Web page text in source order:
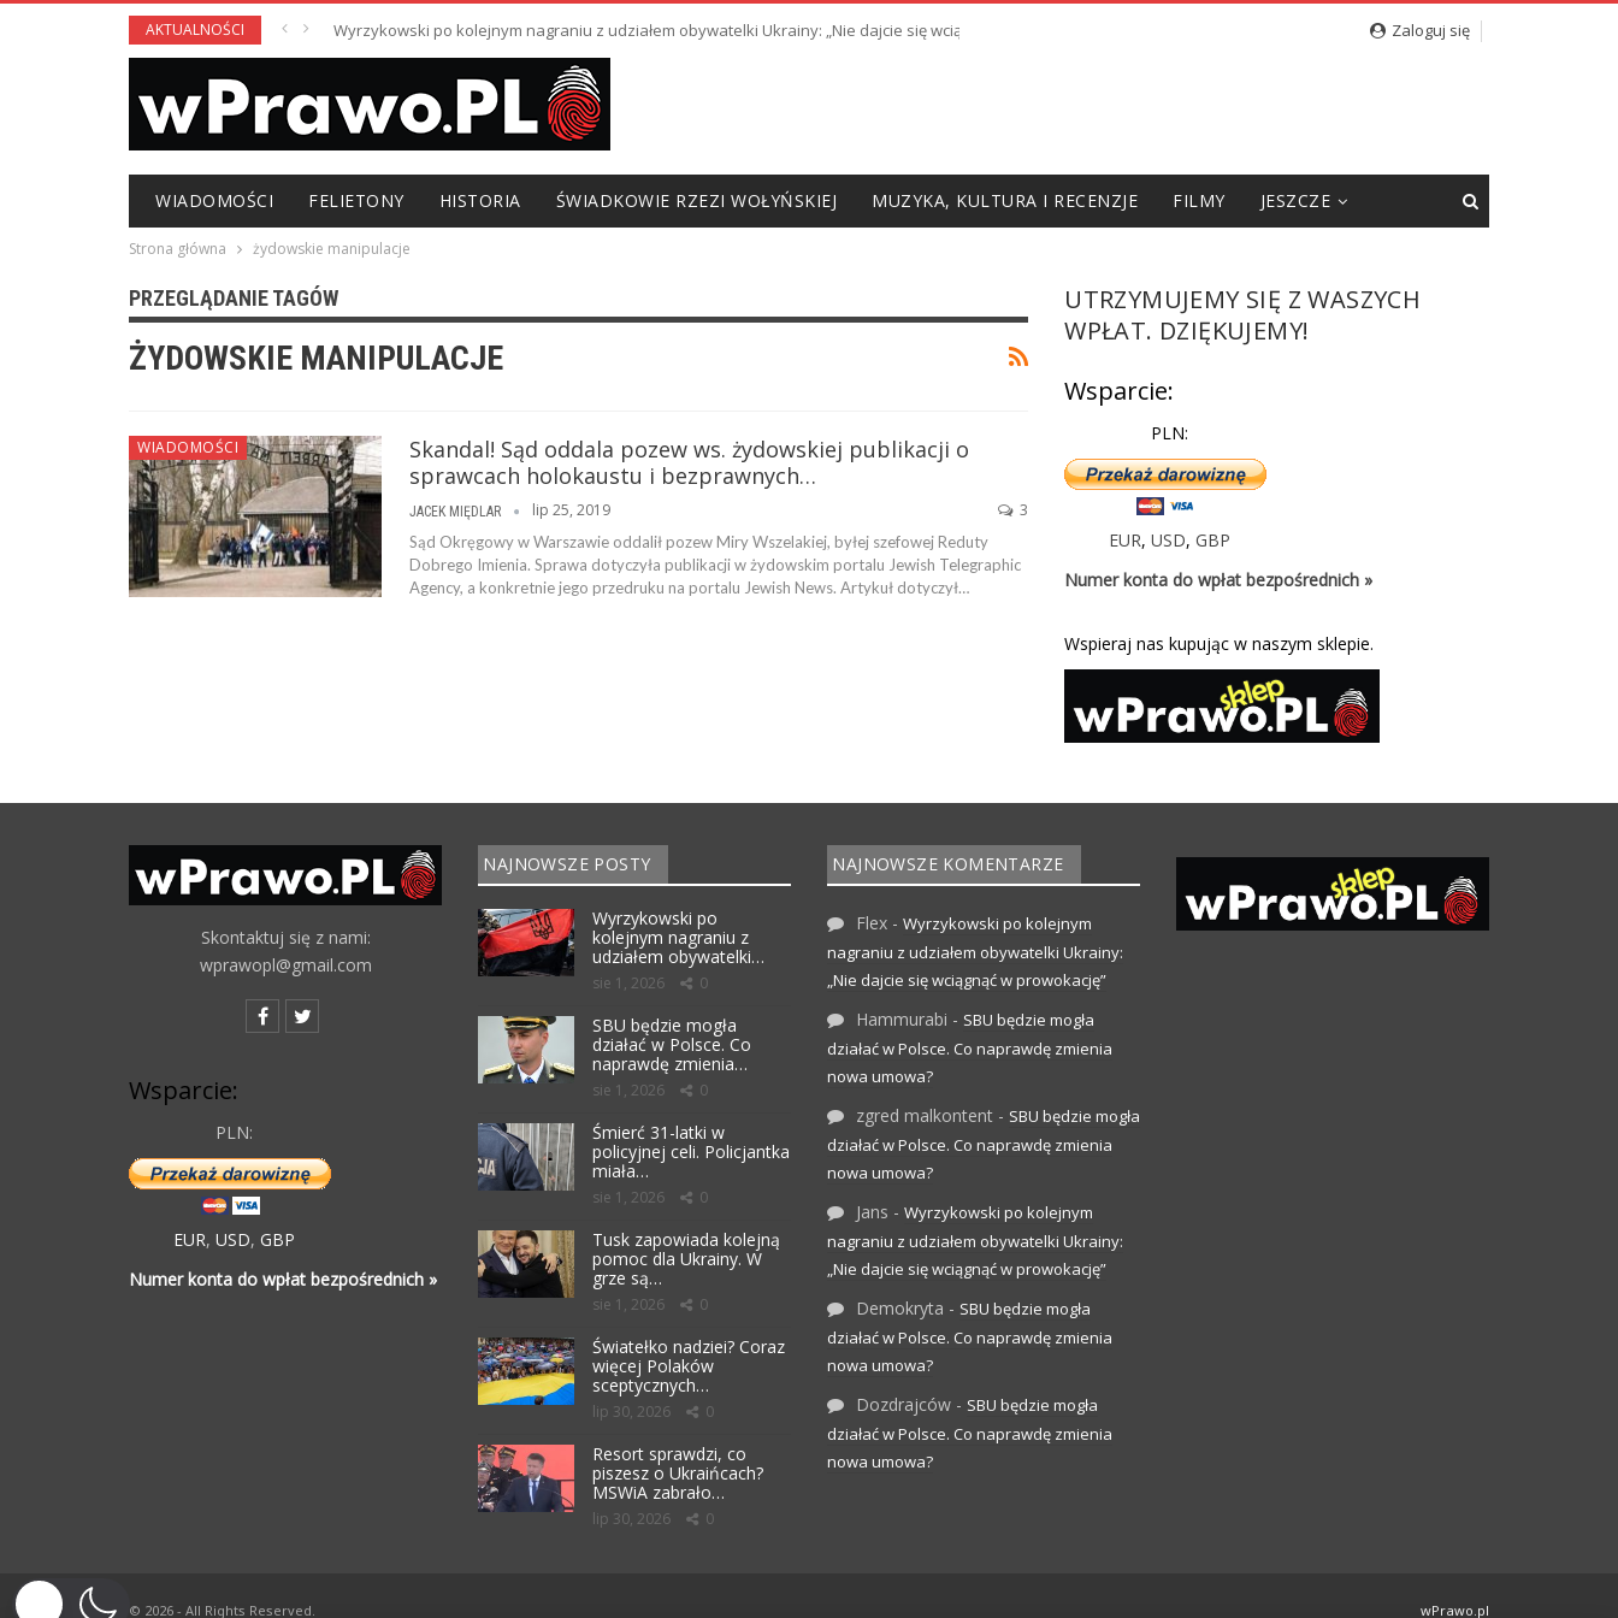
AKTUALNOŚCI Wyrzykowski po kolejnym nagraniu z udziałem obywatelki Ukrainy: „Nie dajcie się wciągnąć w prowokację” Zaloguj się
WIADOMOŚCI FELIETONY HISTORIA ŚWIADKOWIE RZEZI WOŁYŃSKIEJ MUZYKA, KULTURA I RECENZJE FILMY JESZCZE
Strona główna żydowskie manipulacje
PRZEGLĄDANIE TAGÓW
ŻYDOWSKIE MANIPULACJE
WIADOMOŚCI
Skandal! Sąd oddala pozew ws. żydowskiej publikacji o
sprawcach holokaustu i bezprawnych…
JACEK MIĘDLAR lip 25, 2019 3
Sąd Okręgowy w Warszawie oddalił pozew Miry Wszelakiej, byłej szefowej Reduty
Dobrego Imienia. Sprawa dotyczyła publikacji w żydowskim portalu Jewish Telegraphic
Agency, a konkretnie jego przedruku na portalu Jewish News. Artykuł dotyczył…
UTRZYMUJEMY SIĘ Z WASZYCH
WPŁAT. DZIĘKUJEMY!
Wsparcie:
PLN:
EUR,USD,GBP
Numer konta do wpłat bezpośrednich »
Wspieraj nas kupując w naszym sklepie.
Skontaktuj się z nami:
wprawopl@gmail.com
Wsparcie:
PLN:
EUR, USD, GBP
Numer konta do wpłat bezpośrednich »
NAJNOWSZE POSTY
Wyrzykowski po
kolejnym nagraniu z
udziałem obywatelki…
sie 1, 2026 0
SBU będzie mogła
działać w Polsce. Co
naprawdę zmienia…
sie 1, 2026 0
Śmierć 31-latki w
policyjnej celi. Policjantka
miała…
sie 1, 2026 0
Tusk zapowiada kolejną
pomoc dla Ukrainy. W
grze są…
sie 1, 2026 0
Światełko nadziei? Coraz
więcej Polaków
sceptycznych…
lip 30, 2026 0
Resort sprawdzi, co
piszesz o Ukraińcach?
MSWiA zabrało…
lip 30, 2026 0
NAJNOWSZE KOMENTARZE
Flex - Wyrzykowski po kolejnym
nagraniu z udziałem obywatelki Ukrainy:
„Nie dajcie się wciągnąć w prowokację”
Hammurabi - SBU będzie mogła
działać w Polsce. Co naprawdę zmienia
nowa umowa?
zgred malkontent - SBU będzie mogła
działać w Polsce. Co naprawdę zmienia
nowa umowa?
Jans - Wyrzykowski po kolejnym
nagraniu z udziałem obywatelki Ukrainy:
„Nie dajcie się wciągnąć w prowokację”
Demokryta - SBU będzie mogła
działać w Polsce. Co naprawdę zmienia
nowa umowa?
Dozdrajców - SBU będzie mogła
działać w Polsce. Co naprawdę zmienia
nowa umowa?
© 2026 - All Rights Reserved. wPrawo.pl